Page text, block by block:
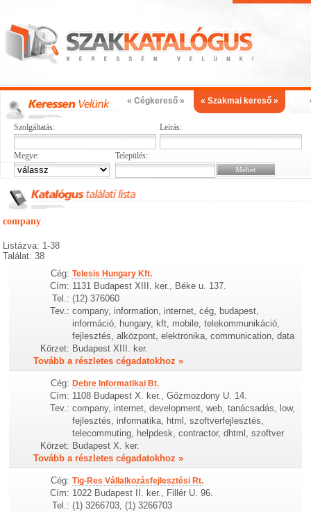
« Cégkereső » « Szakmai kereső »
Szolgáltatás: Leírás:
Megye: Település:
company
Listázva: 1-38
Találat: 38
Cég: Telesis Hungary Kft.
Cím: 1131 Budapest XIII. ker., Béke u. 137.
Tel.: (12) 376060
Tev.: company, information, internet, cég, budapest,
információ, hungary, kft, mobile, telekommunikáció,
fejlesztés, alközpont, elektronika, communication, data
Körzet: Budapest XIII. ker.
Tovább a részletes cégadatokhoz »
Cég: Debre Informatikai Bt.
Cím: 1108 Budapest X. ker., Gőzmozdony U. 14.
Tev.: company, internet, development, web, tanácsadás, low,
fejlesztés, informatika, html, szoftverfejlesztés,
telecommuting, helpdesk, contractor, dhtml, szoftver
Körzet: Budapest X. ker.
Tovább a részletes cégadatokhoz »
Cég: Tig-Res Vállalkozásfejlesztési Rt.
Cím: 1022 Budapest II. ker., Fillér U. 96.
Tel.: (1) 3266703, (1) 3266703